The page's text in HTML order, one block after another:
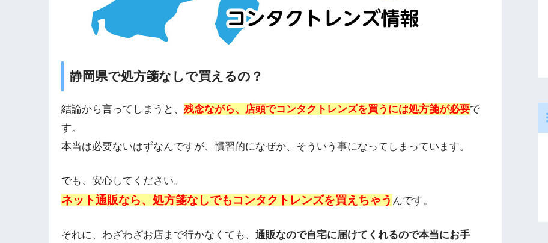
静岡県で処方箋なしで買えるの？
結論から言ってしまうと、 残念ながら、店頭でコンタクトレンズを買うには処方箋が必要で
す。
本当は必要ないはずなんですが、慣習的になぜか、そういう事になってしまっています。
でも、安心してください。
ネット通販なら、処方箋なしでもコンタクトレンズを買えちゃう んです。
それに、わざわざお店まで行かなくても、 通販なので自宅に届けてくれるので本当にお手